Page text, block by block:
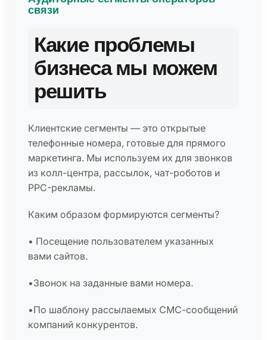
связи
Какие проблемы
бизнеса мы можем
решить
Клиентские сегменты — это открытые
телефонные номера, готовые для прямого
маркетинга. Мы используем их для звонков
из колл-центра, рассылок, чат-роботов и
PPC-рекламы.
Каким образом формируются сегменты?
• Посещение пользователем указанных
вами сайтов.
•Звонок на заданные вами номера.
•По шаблону рассылаемых СМС-сообщений
компаний конкурентов.